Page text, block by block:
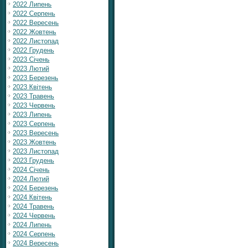
2022 Липень
2022 Серпень
2022 Вересень
2022 Жовтень
2022 Листопад
2022 Грудень
2023 Січень
2023 Лютий
2023 Березень
2023 Квітень
2023 Травень
2023 Червень
2023 Липень
2023 Серпень
2023 Вересень
2023 Жовтень
2023 Листопад
2023 Грудень
2024 Січень
2024 Лютий
2024 Березень
2024 Квітень
2024 Травень
2024 Червень
2024 Липень
2024 Серпень
2024 Вересень